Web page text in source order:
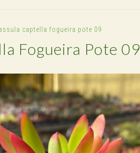
captella fogueira pote 09
Fogueira Pote 09